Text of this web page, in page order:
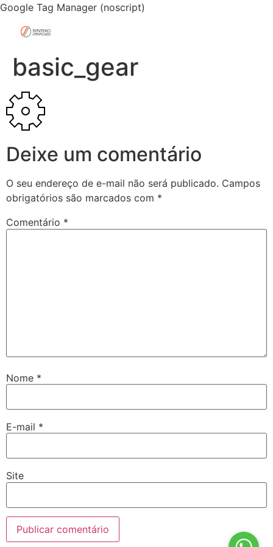
Google Tag Manager (noscript)
basic_gear
Deixe um comentário
O seu endereço de e-mail não será publicado. Campos
obrigatórios são marcados com *
Comentário *
Nome *
E-mail *
Site